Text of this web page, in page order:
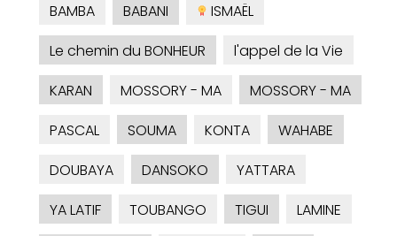
BAMBA
BABANI
ISMAËL
Le chemin du BONHEUR
l'appel de la Vie
KARAN
MOSSORY - MA
MOSSORY - MA
PASCAL
SOUMA KONTA
WAHABE
DOUBAYA
DANSOKO
YATTARA
YA LATIF
TOUBANGO TIGUI LAMINE